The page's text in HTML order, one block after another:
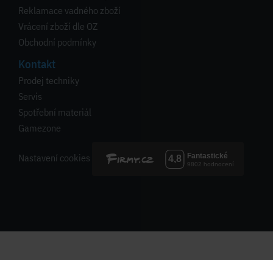
Reklamace vadného zboží
Vrácení zboží dle OZ
Obchodní podmínky
Kontakt
Prodej techniky
Servis
Spotřební materiál
Gamezone
Nastavení cookies